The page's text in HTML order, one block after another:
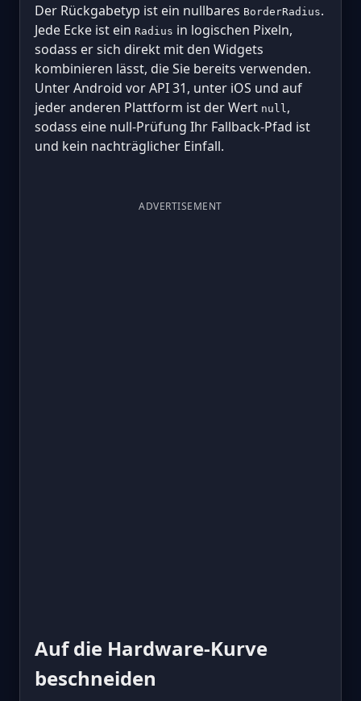
Der Rückgabetyp ist ein nullbares BorderRadius.
Jede Ecke ist ein Radius in logischen Pixeln,
sodass er sich direkt mit den Widgets
kombinieren lässt, die Sie bereits verwenden.
Unter Android vor API 31, unter iOS und auf
jeder anderen Plattform ist der Wert null ,
sodass eine null-Prüfung Ihr Fallback-Pfad ist
und kein nachträglicher Einfall.
ADVERTISEMENT
Auf die Hardware-Kurve
beschneiden